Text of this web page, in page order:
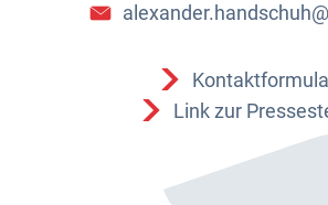
Link zur